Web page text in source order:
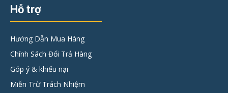
Hỗ trợ
Hướng Dẫn Mua Hàng
Chính Sách Đổi Trả Hàng
Góp ý & khiếu nại
Miễn Trừ Trách Nhiệm